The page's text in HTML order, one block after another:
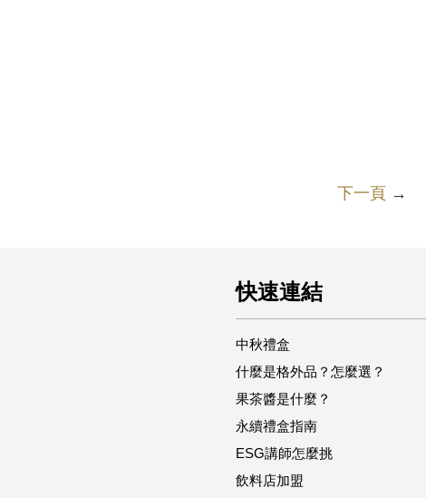
下一頁 →
快速連結
中秋禮盒
什麼是格外品？怎麼選？
果茶醬是什麼？
永續禮盒指南
ESG講師怎麼挑
飲料店加盟